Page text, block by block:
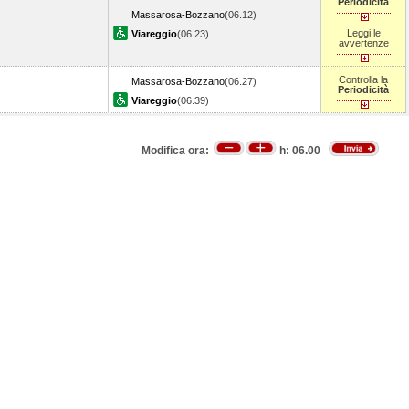
Massarosa-Bozzano(06.12)
Viareggio(06.23)
Leggi le
avvertenze
Massarosa-Bozzano(06.27)
Viareggio(06.39)
Controlla la
Periodicità
Modifica ora: h: 06.00